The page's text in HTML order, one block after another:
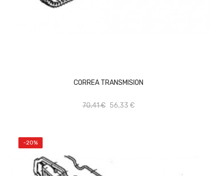
CORREA TRANSMISION
70,41 € 56,33 €
-20%